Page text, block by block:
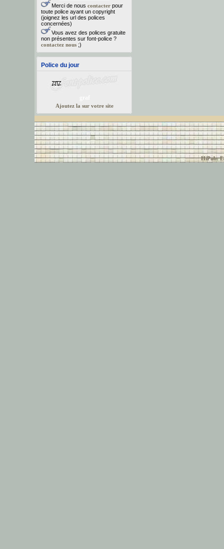
Merci de nous contacterpour
toute police ayant un copyright
(joignez les url des polices
concernées)
Vous avez des polices gratuite
non présentes sur font-police ?
contactez nous;)
Police du jour
Ajoutez la sur votre site
HiPub: